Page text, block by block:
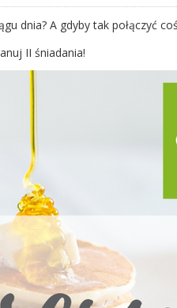
dnia? A gdyby tak połączyć
II śniadania!